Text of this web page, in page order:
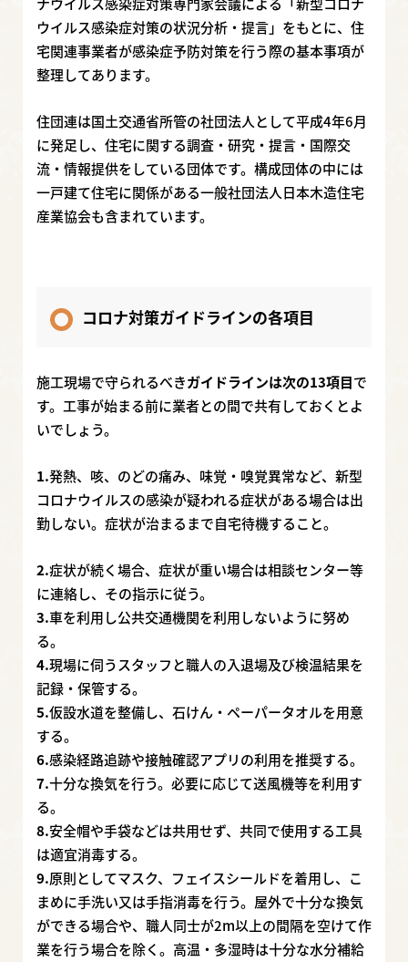
ウイルス感染症対策の状況分析・提言」をもとに、住
宅関連事業者が感染症予防対策を行う際の基本事項が
整理してあります。
住団連は国土交通省所管の社団法人として平成4年6月
に発足し、住宅に関する調査・研究・提言・国際交
流・情報提供をしている団体です。構成団体の中には
一戸建て住宅に関係がある一般社団法人日本木造住宅
産業協会も含まれています。
コロナ対策ガイドラインの各項目
施工現場で守られるべきガイドラインは次の13項目で
す。工事が始まる前に業者との間で共有しておくとよ
いでしょう。
1.発熱、咳、のどの痛み、味覚・嗅覚異常など、新型
コロナウイルスの感染が疑われる症状がある場合は出
勤しない。症状が治まるまで自宅待機すること。
2.症状が続く場合、症状が重い場合は相談センター等
に連絡し、その指示に従う。
3.車を利用し公共交通機関を利用しないように努め
る。
4.現場に伺うスタッフと職人の入退場及び検温結果を
記録・保管する。
5.仮設水道を整備し、石けん・ペーパータオルを用意
する。
6.感染経路追跡や接触確認アプリの利用を推奨する。
7.十分な換気を行う。必要に応じて送風機等を利用す
る。
8.安全帽や手袋などは共用せず、共同で使用する工具
は適宜消毒する。
9.原則としてマスク、フェイスシールドを着用し、こ
まめに手洗い又は手指消毒を行う。屋外で十分な換気
ができる場合や、職人同士が2m以上の間隔を空けて作
業を行う場合を除く。高温・多湿時は十分な水分補給